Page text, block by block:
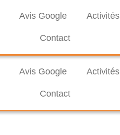
Avis Google Activités
Contact
Avis Google Activités
Contact